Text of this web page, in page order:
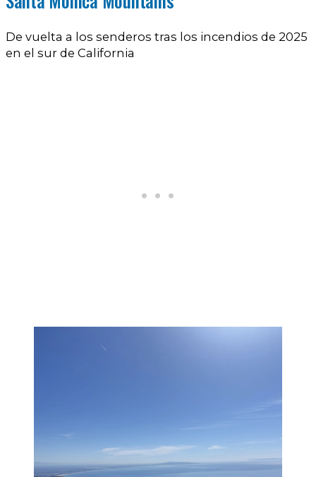
De vuelta a los senderos tras los incendios de 2025
en el sur de California